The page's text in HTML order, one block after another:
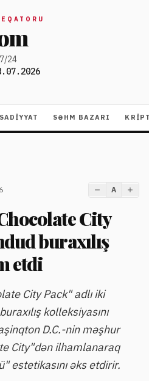
24
SƏHM BAZARI
A
City
buraxılış
etdi
City Pack" adlı iki
kolleksiyasını
D.C.-nin məşhur
City"dən ilhamlanaraq
estetikasını əks etdirir.